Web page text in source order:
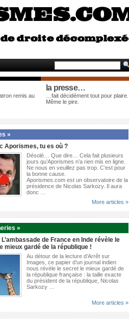
remis au
la presse…
…fait décidément tout pour plaire.
Même le pire.
»
Aporismes, tu es où ?
Désolé… Que dire… Cela fait plusieurs
jours qu’Aporismes n’a rien mis en ligne.
Ne nous en veuillez pas trop. C’est pour
la bonne cause.
Aporismes.com est un observatoire de la
présidence de Nicolas Sarkozy. Il aura
donc …
More articles »
»
de France en Inde révèle le
mieux gardé de la république !
Au détour de la lecture d’Arrêt sur
Images, ce papier d’un journal indien
nous révèle le secret le mieux gardé de
la république française : la taille exacte
du président de la république, Nicolas
Sarkozy …
More articles »